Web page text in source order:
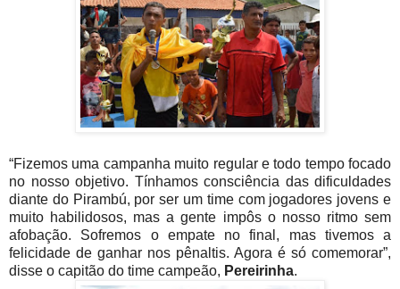
“Fizemos uma campanha muito regular e todo tempo focado
no nosso objetivo. Tínhamos consciência das dificuldades
diante do Pirambú, por ser um time com jogadores jovens e
muito habilidosos, mas a gente impôs o nosso ritmo sem
afobação. Sofremos o empate no final, mas tivemos a
felicidade de ganhar nos pênaltis. Agora é só comemorar”,
disse o capitão do time campeão, Pereirinha.